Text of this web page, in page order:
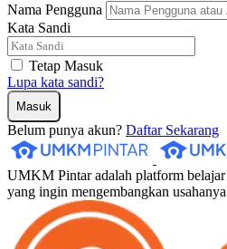
Nama Pengguna
Kata Sandi
Tetap Masuk
Lupa kata sandi?
Masuk
Belum punya akun? Daftar Sekarang
UMKM Pintar adalah platform belajar
yang ingin mengembangkan